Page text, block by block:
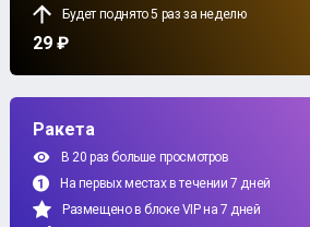
Будет поднято 5 раз за неделю
29 ₽
Ракета
В 20 раз больше просмотров
На первых местах в течении 7 дней
Размещено в блоке VIP на 7 дней